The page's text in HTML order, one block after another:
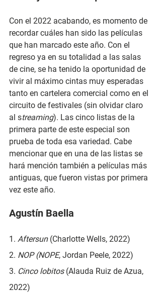
Con el 2022 acabando, es momento de
recordar cuáles han sido las películas
que han marcado este año. Con el
regreso ya en su totalidad a las salas
de cine, se ha tenido la oportunidad de
vivir al máximo cintas muy esperadas
tanto en cartelera comercial como en el
circuito de festivales (sin olvidar claro
al streaming). Las cinco listas de la
primera parte de este especial son
prueba de toda esa variedad. Cabe
mencionar que en una de las listas se
hará mención también a películas más
antiguas, que fueron vistas por primera
vez este año.
Agustín Baella
1. Aftersun (Charlotte Wells, 2022)
2. NOP (NOPE, Jordan Peele, 2022)
3. Cinco lobitos (Alauda Ruiz de Azua,
2022)